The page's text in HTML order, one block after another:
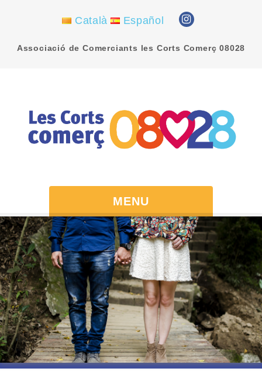
Català Español
Associació de Comerciants les Corts Comerç 08028
MENU